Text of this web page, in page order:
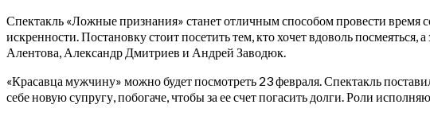
Спектакль «Ложные признания» станет отличным способом провести время
искренности. Постановку стоит посетить тем, кто хочет вдоволь
Алентова, Александр Дмитриев и Андрей Заводюк.
«Красавца мужчину» можно будет посмотреть 23 февраля. Спектакль
себе новую супругу, побогаче, чтобы за ее счет погасить долги. Роли